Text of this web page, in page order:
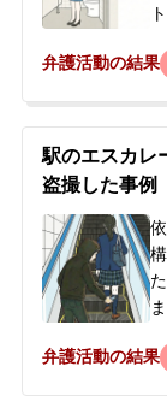
弁護活動の結果
駅のエスカレ
盗撮した事例
弁護活動の結果